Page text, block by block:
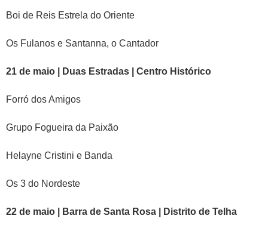
Boi de Reis Estrela do Oriente
Os Fulanos e Santanna, o Cantador
21 de maio | Duas Estradas | Centro Histórico
Forró dos Amigos
Grupo Fogueira da Paixão
Helayne Cristini e Banda
Os 3 do Nordeste
22 de maio | Barra de Santa Rosa | Distrito de Telha